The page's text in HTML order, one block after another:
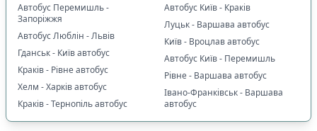
Автобус Перемишль -
Запоріжжя
Автобус Люблін - Львів
Гданськ - Київ автобус
Краків - Рівне автобус
Хелм - Харків автобус
Краків - Тернопіль автобус
Автобус Київ - Краків
Луцьк - Варшава автобус
Київ - Вроцлав автобус
Автобус Київ - Перемишль
Рівне - Варшава автобус
Івано-Франківськ - Варшава
автобус